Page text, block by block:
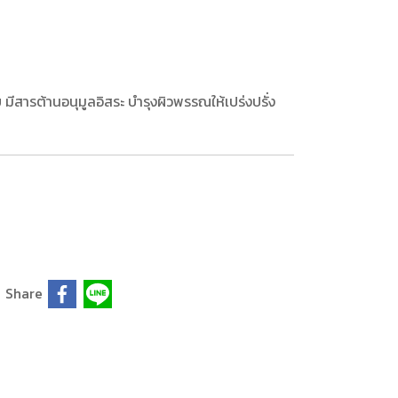
ารต้านอนุมูลอิสระ บำรุงผิวพรรณให้เปร่งปรั่ง
Share